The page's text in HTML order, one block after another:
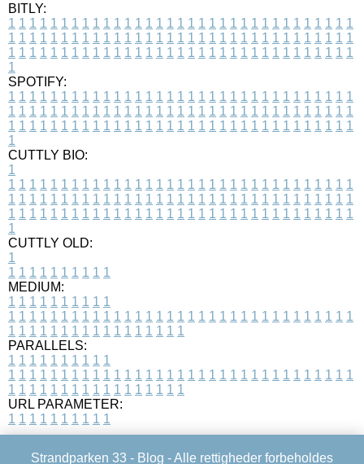
BITLY:
1 1 1 1 1 1 1 1 1 1 1 1 1 1 1 1 1 1 1 1 1 1 1 1 1 1 1 1 1 1 1 1 1
1 1 1 1 1 1 1 1 1 1 1 1 1 1 1 1 1 1 1 1 1 1 1 1 1 1 1 1 1 1 1 1 1
1 1 1 1 1 1 1 1 1 1 1 1 1 1 1 1 1 1 1 1 1 1 1 1 1 1 1 1 1 1 1 1 1
1
SPOTIFY:
1 1 1 1 1 1 1 1 1 1 1 1 1 1 1 1 1 1 1 1 1 1 1 1 1 1 1 1 1 1 1 1 1
1 1 1 1 1 1 1 1 1 1 1 1 1 1 1 1 1 1 1 1 1 1 1 1 1 1 1 1 1 1 1 1 1
1 1 1 1 1 1 1 1 1 1 1 1 1 1 1 1 1 1 1 1 1 1 1 1 1 1 1 1 1 1 1 1 1
1
CUTTLY BIO:
1
1 1 1 1 1 1 1 1 1 1 1 1 1 1 1 1 1 1 1 1 1 1 1 1 1 1 1 1 1 1 1 1 1
1 1 1 1 1 1 1 1 1 1 1 1 1 1 1 1 1 1 1 1 1 1 1 1 1 1 1 1 1 1 1 1 1
1 1 1 1 1 1 1 1 1 1 1 1 1 1 1 1 1 1 1 1 1 1 1 1 1 1 1 1 1 1 1 1 1
1
CUTTLY OLD:
1
1 1 1 1 1 1 1 1 1 1
MEDIUM:
1 1 1 1 1 1 1 1 1 1
1 1 1 1 1 1 1 1 1 1 1 1 1 1 1 1 1 1 1 1 1 1 1 1 1 1 1 1 1 1 1 1 1
1 1 1 1 1 1 1 1 1 1 1 1 1 1 1 1 1
PARALLELS:
1 1 1 1 1 1 1 1 1 1
1 1 1 1 1 1 1 1 1 1 1 1 1 1 1 1 1 1 1 1 1 1 1 1 1 1 1 1 1 1 1 1 1
1 1 1 1 1 1 1 1 1 1 1 1 1 1 1 1 1
URL PARAMETER:
1 1 1 1 1 1 1 1 1 1
Strandparken 33 - Blog - Alle rettigheder forbeholdes